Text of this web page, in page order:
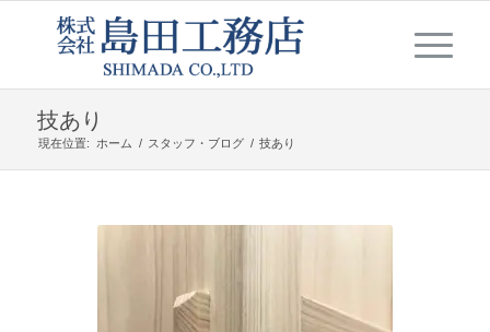
技あり
現在位置: ホーム / スタッフ・ブログ / 技あり